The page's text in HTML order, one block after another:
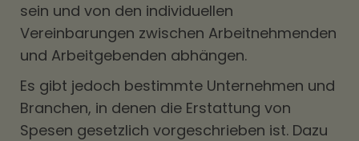
sein und von den individuellen
Vereinbarungen zwischen Arbeitnehmenden
und Arbeitgebenden abhängen.
Es gibt jedoch bestimmte Unternehmen und
Branchen, in denen die Erstattung von
Spesen gesetzlich vorgeschrieben ist. Dazu